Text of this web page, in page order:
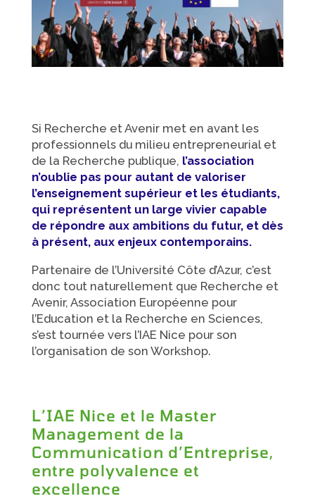
Si Recherche et Avenir met en avant les
professionnels du milieu entrepreneurial et
de la Recherche publique, l’association
n’oublie pas pour autant de valoriser
l’enseignement supérieur et les étudiants,
qui représentent un large vivier capable
de répondre aux ambitions du futur, et dès
à présent, aux enjeux contemporains.
Partenaire de l’Université Côte d’Azur, c’est
donc tout naturellement que Recherche et
Avenir, Association Européenne pour
l’Education et la Recherche en Sciences,
s’est tournée vers l’IAE Nice pour son
l’organisation de son Workshop.
L’IAE Nice et le Master
Management de la
Communication d’Entreprise,
entre polyvalence et
excellence